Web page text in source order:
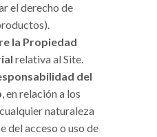
el derecho de
la Propiedad
relativa al Site.
del
, en relación a los
naturaleza
del acceso o uso de